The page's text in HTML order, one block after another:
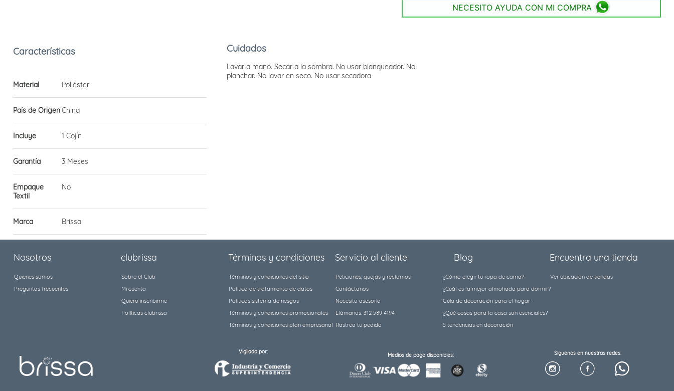
NECESITO AYUDA CON MI COMPRA
Material Poliéster
País de OrigenChina
Incluye 1 Cojín
Garantía 3 Meses
Empaque
Textil
No
Marca Brissa
Cuidados
Lavar a mano. Secar a la sombra. No usar blanqueador. No
planchar. No lavar en seco. No usar secadora
Nosotros
Quienes somos
Preguntas frecuentes
clubrissa
Sobre el Club
Mi cuenta
Quiero inscribirme
Políticas clubrissa
Términos y condiciones
Términos y condiciones del sitio
Política de tratamiento de datos
Políticas sistema de riesgos
Términos y condiciones promocionales
Términos y condiciones plan empresarial
Servicio al cliente
Peticiones, quejas y reclamos
Contáctanos
Necesito asesoría
Llámanos: 312 589 4194
Rastrea tu pedido
Blog
¿Cómo elegir tu ropa de cama?
¿Cuál es la mejor almohada para dormir?
Guía de decoración para el hogar
¿Qué cosas para la casa son esenciales?
5 tendencias en decoración
Encuentra una tienda
Ver ubicación de tiendas
Vigilado por: Medios de pago disponibles: Síguenos en nuestras redes: